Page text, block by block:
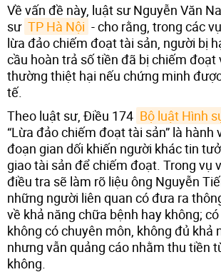
Về vấn đề này, luật sư Nguyễn Văn
sư TP Hà Nội - cho rằng, trong các
lừa đảo chiếm đoạt tài sản, người bị
cầu hoàn trả số tiền đã bị chiếm đoạt
thường thiệt hại nếu chứng minh
tế.
Theo luật sư, Điều 174 Bộ luật Hình
“Lừa đảo chiếm đoạt tài sản” là hành
đoạn gian dối khiến người khác tin
giao tài sản để chiếm đoạt. Trong vụ
điều tra sẽ làm rõ liệu ông Nguyễn
những người liên quan có đưa ra
về khả năng chữa bệnh hay không;
không có chuyên môn, không đủ khả
nhưng vẫn quảng cáo nhằm thu tiền
không.